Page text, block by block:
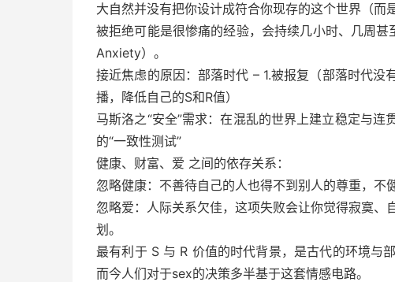
大自然并没有把你设计成符合你现存的这个世界（而
被拒绝可能是很惨痛的经验，会持续几小时、几周
Anxiety）。
接近焦虑的原因：部落时代 – 1.被报复（部落时代
播，降低自己的S和R值）
马斯洛之“安全”需求：在混乱的世界上建立稳定与连
的“一致性测试”
健康、财富、爱 之间的依存关系：
忽略健康：不善待自己的人也得不到别人的尊重，不
忽略爱：人际关系欠佳，这项失败会让你觉得寂寞
划。
最有利于 S 与 R 价值的时代背景，是古代的环境与
而今人们对于sex的决策多半基于这套情感电路。